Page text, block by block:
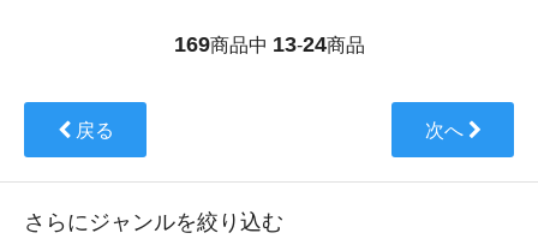
169商品中 13-24商品
戻る 次へ
さらにジャンルを絞り込む